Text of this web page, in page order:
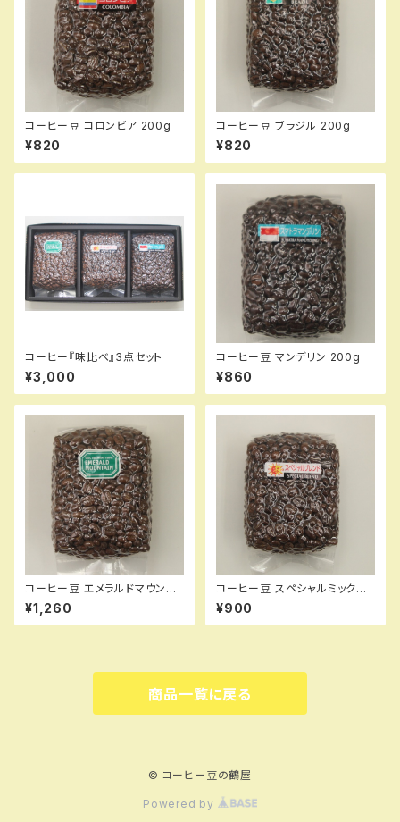
コーヒー豆 コロンビア 200g
¥820
コーヒー豆 ブラジル 200g
¥820
コーヒー『味比べ』3点セット
¥3,000
コーヒー豆 マンデリン 200g
¥860
コーヒー豆 エメラルドマウンテ
ン 200g
¥1,260
コーヒー豆 スペシャルミックス
200g
¥900
商品一覧に戻る
© コーヒー豆の鶴屋
Powered by